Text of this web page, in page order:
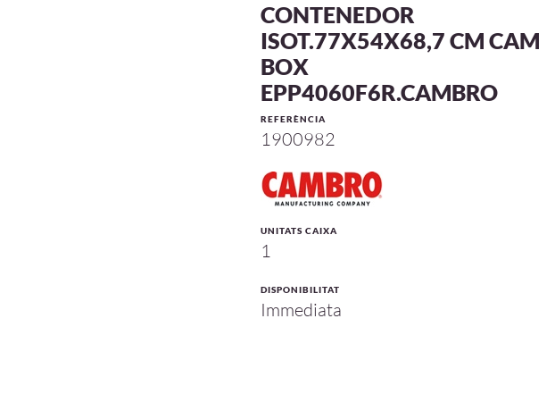
CONTENEDOR
ISOT.77X54X68,7 CM CAM
BOX
EPP4060F6R.CAMBRO
REFERÈNCIA
1900982
UNITATS CAIXA
1
DISPONIBILITAT
Immediata